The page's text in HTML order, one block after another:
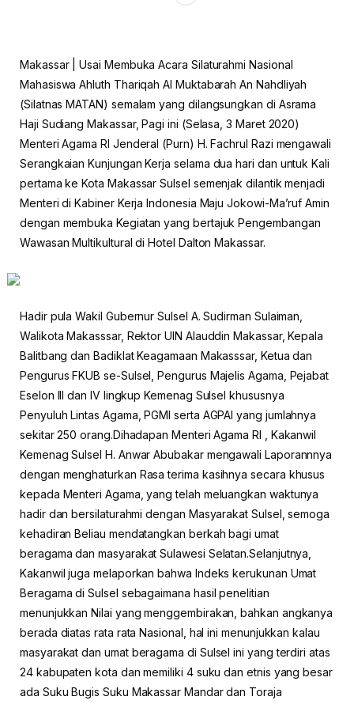
Makassar | Usai Membuka Acara Silaturahmi Nasional
Mahasiswa Ahluth Thariqah Al Muktabarah An Nahdliyah
(Silatnas MATAN) semalam yang dilangsungkan di Asrama
Haji Sudiang Makassar, Pagi ini (Selasa, 3 Maret 2020)
Menteri Agama RI Jenderal (Purn) H. Fachrul Razi mengawali
Serangkaian Kunjungan Kerja selama dua hari dan untuk Kali
pertama ke Kota Makassar Sulsel semenjak dilantik menjadi
Menteri di Kabiner Kerja Indonesia Maju Jokowi-Ma’ruf Amin
dengan membuka Kegiatan yang bertajuk Pengembangan
Wawasan Multikultural di Hotel Dalton Makassar.
Hadir pula Wakil Gubernur Sulsel A. Sudirman Sulaiman,
Walikota Makasssar, Rektor UIN Alauddin Makassar, Kepala
Balitbang dan Badiklat Keagamaan Makasssar, Ketua dan
Pengurus FKUB se-Sulsel, Pengurus Majelis Agama, Pejabat
Eselon III dan IV lingkup Kemenag Sulsel khususnya
Penyuluh Lintas Agama, PGMI serta AGPAI yang jumlahnya
sekitar 250 orang.Dihadapan Menteri Agama RI , Kakanwil
Kemenag Sulsel H. Anwar Abubakar mengawali Laporannnya
dengan menghaturkan Rasa terima kasihnya secara khusus
kepada Menteri Agama, yang telah meluangkan waktunya
hadir dan bersilaturahmi dengan Masyarakat Sulsel, semoga
kehadiran Beliau mendatangkan berkah bagi umat
beragama dan masyarakat Sulawesi Selatan.Selanjutnya,
Kakanwil juga melaporkan bahwa Indeks kerukunan Umat
Beragama di Sulsel sebagaimana hasil penelitian
menunjukkan Nilai yang menggembirakan, bahkan angkanya
berada diatas rata rata Nasional, hal ini menunjukkan kalau
masyarakat dan umat beragama di Sulsel ini yang terdiri atas
24 kabupaten kota dan memiliki 4 suku dan etnis yang besar
ada Suku Bugis Suku Makassar Mandar dan Toraja